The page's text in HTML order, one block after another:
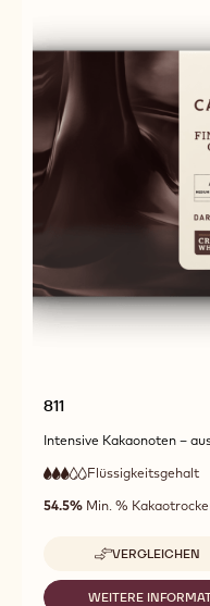
811
Intensive Kakaonoten –
3
out
Flüssigkeitsgehalt
54.5% Min. %
VERGLEICHEN
-
811
WEITERE